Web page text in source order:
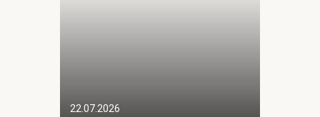
22.07.2026